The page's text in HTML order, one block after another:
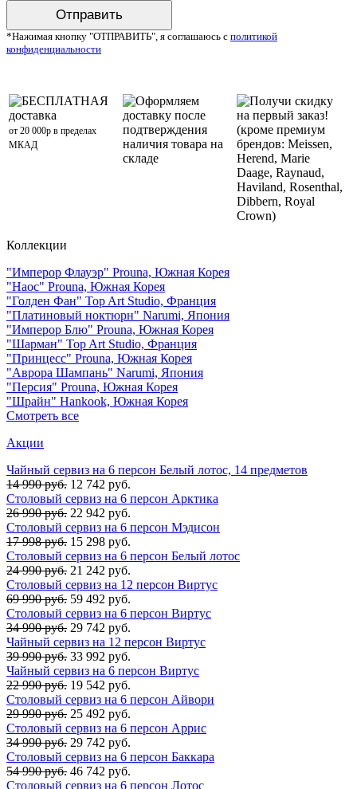
*Нажимая кнопку "ОТПРАВИТЬ", я соглашаюсь с политикой
конфиденциальности
БЕСПЛАТНАЯ
доставка
от 20 000р в пределах
МКАД
Оформляем
доставку после
подтверждения
наличия товара на
складе
Получи скидку
на первый заказ!
(кроме премиум
брендов: Meissen,
Herend, Marie
Daage, Raynaud,
Haviland, Rosenthal,
Dibbern, Royal
Crown)
Коллекции
"Имперор Флауэр" Prouna, Южная Корея
"Наос" Prouna, Южная Корея
"Голден Фан" Top Art Studio, Франция
"Платиновый ноктюрн" Narumi, Япония
"Имперор Блю" Prouna, Южная Корея
"Шарман" Top Art Studio, Франция
"Принцесс" Prouna, Южная Корея
"Аврора Шампань" Narumi, Япония
"Персия" Prouna, Южная Корея
"Шрайн" Hankook, Южная Корея
Смотреть все
Акции
Чайный сервиз на 6 персон Белый лотос, 14 предметов
14 990 руб. 12 742 руб.
Столовый сервиз на 6 персон Арктика
26 990 руб. 22 942 руб.
Столовый сервиз на 6 персон Мэдисон
17 998 руб. 15 298 руб.
Столовый сервиз на 6 персон Белый лотос
24 990 руб. 21 242 руб.
Столовый сервиз на 12 персон Виртус
69 990 руб. 59 492 руб.
Столовый сервиз на 6 персон Виртус
34 990 руб. 29 742 руб.
Чайный сервиз на 12 персон Виртус
39 990 руб. 33 992 руб.
Чайный сервиз на 6 персон Виртус
22 990 руб. 19 542 руб.
Столовый сервиз на 6 персон Айвори
29 990 руб. 25 492 руб.
Столовый сервиз на 6 персон Аррис
34 990 руб. 29 742 руб.
Столовый сервиз на 6 персон Баккара
54 990 руб. 46 742 руб.
Столовый сервиз на 6 персон Лотос